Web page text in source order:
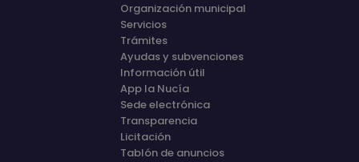
Organización municipal
Servicios
Trámites
Ayudas y subvenciones
Información útil
App la Nucía
Sede electrónica
Transparencia
Licitación
Tablón de anuncios